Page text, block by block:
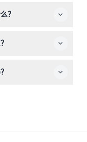
？
竹，园内禁止吸烟
探索致力于保护的